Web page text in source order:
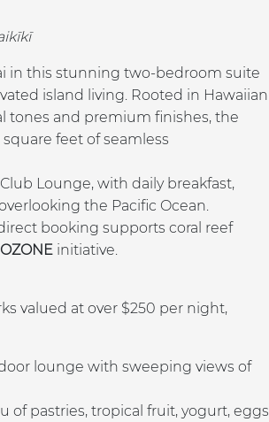
in this stunning two-bedroom suite
island living. Rooted in Hawaiian
tones and premium finishes, the
feet of seamless
Lounge, with daily breakfast,
the Pacific Ocean.​
booking supports coral reef
OZONE initiative.​
valued at over $250 per night,
lounge with sweeping views of
of pastries, tropical fruit, yogurt, eggs